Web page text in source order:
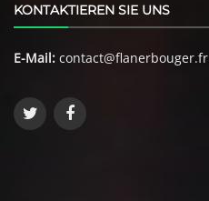
KONTAKTIEREN SIE UNS
E-Mail: contact@flanerbouger.fr